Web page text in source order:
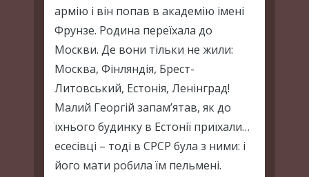
армію і він попав в академію імені
Фрунзе. Родина переїхала до
Москви. Де вони тільки не жили:
Москва, Фінляндія, Брест-
Литовський, Естонія, Ленінград!
Малий Георгій запам’ятав, як до
їхнього будинку в Естонії приїхали…
есесівці – тоді в СРСР була з ними: і
його мати робила їм пельмені.